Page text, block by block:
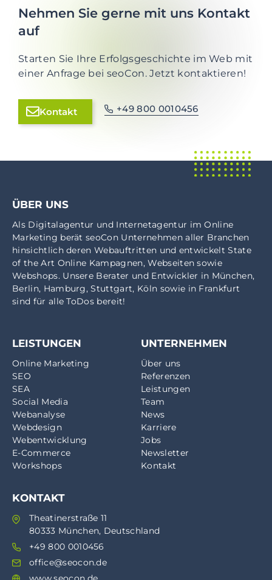
Nehmen Sie gerne mit uns Kontakt
auf
Starten Sie Ihre Erfolgsgeschichte im Web mit
einer Anfrage bei seoCon. Jetzt kontaktieren!
Kontakt +49 800 0010456
ÜBER UNS
Als Digitalagentur und Internetagentur imOnline
Marketing berät seoCon Unternehmen aller Branchen
hinsichtlich deren Webauftritten und entwickelt State
of the Art Online Kampagnen, Webseiten sowie
Webshops. Unsere Berater und Entwickler in München,
Berlin, Hamburg,Stuttgart, Köln sowie in Frankfurt
sind für alle ToDos bereit!
LEISTUNGEN
Online Marketing
SEO
SEA
Social Media
Webanalyse
Webdesign
Webentwicklung
E-Commerce
Workshops
UNTERNEHMEN
Über uns
Referenzen
Leistungen
Team
News
Karriere
Jobs
Newsletter
Kontakt
KONTAKT
Theatinerstraße 11
80333 München, Deutschland
+49 800 0010456
office@seocon.de